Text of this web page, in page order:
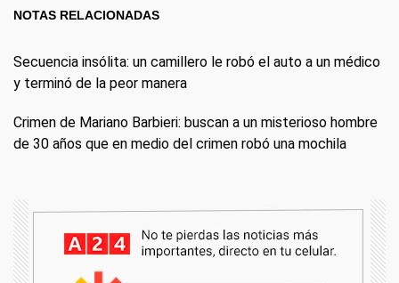
NOTAS RELACIONADAS
Secuencia insólita: un camillero le robó el auto a un médico
y terminó de la peor manera
Crimen de Mariano Barbieri: buscan a un misterioso hombre
de 30 años que en medio del crimen robó una mochila